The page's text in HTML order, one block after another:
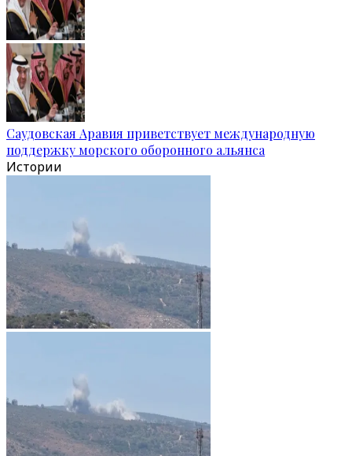
Саудовская Аравия приветствует международную
поддержку морского оборонного альянса
Истории